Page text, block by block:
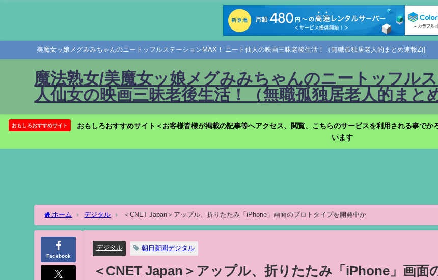
美魔女ッ娘メグみみちゃんのニートッフルステーションMAX！ ニート仙人の映画三昧老後生活！（無職孤独居老人的まとめ速報Z)]
魔法熟女/美魔女ッ娘メグみみちゃんのニートッフル
人仙女の映画三昧老後生活！（無職孤独居老人的まと
おもしろおすすめサイト
おもしろおすすめサイト＜お客様皆様が掲載の記事等へアクセス、閲覧、こちらのサービスを利用される事で
います
ホーム デジタル ＜CNET Japan＞アップル、折りたたみ「iPhone」画面のプロトタイプを開発中か
Facebook
デジタル 朝日新聞デジタル
＜CNET Japan＞アップル、折りたたみ「iPhone」画面